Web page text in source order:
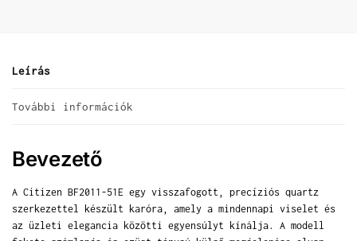
Leírás
További információk
Bevezető
A Citizen BF2011-51E egy visszafogott, precíziós quartz
szerkezettel készült karóra, amely a mindennapi viselet és
az üzleti elegancia közötti egyensúlyt kínálja. A modell